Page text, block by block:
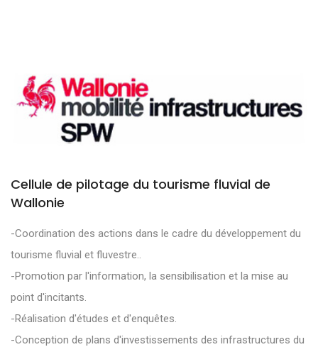
Cellule de pilotage du tourisme fluvial de
Wallonie
-Coordination des actions dans le cadre du développement du
tourisme fluvial et fluvestre..
-Promotion par l'information, la sensibilisation et la mise au
point d'incitants.
-Réalisation d'études et d'enquêtes.
-Conception de plans d'investissements des infrastructures du